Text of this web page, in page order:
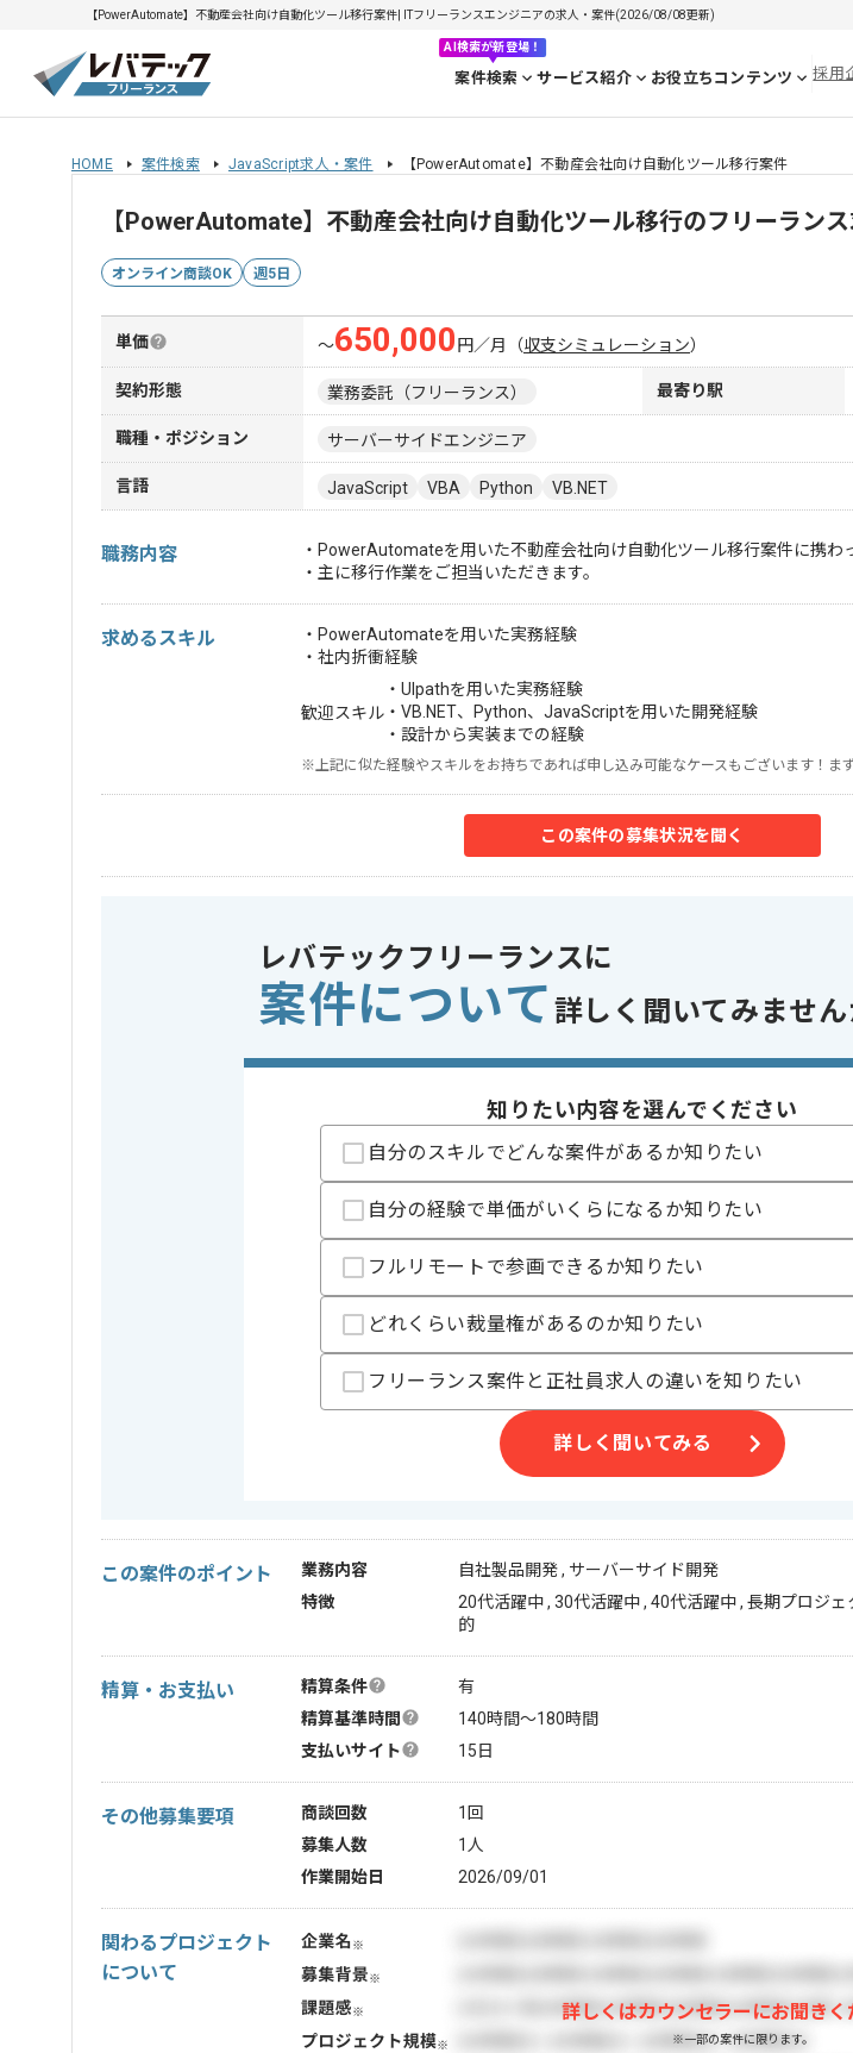
【PowerAutomate】不動産会社向け自動化ツール移行案件| ITフリーランスエンジニアの求人・案件(2026/08/08更新)
AI検索が新登場！
案件検索 サービス紹介 お役立ちコンテンツ 採用
HOME 案件検索 JavaScript求人・案件 【PowerAutomate】不動産会社向け自動化ツール移行案件
【PowerAutomate】不動産会社向け自動化ツール移行のフリーラン
オンライン商談OK 週5日
単価 〜650,000 円／月 （収支シミュレーション）
契約形態 業務委託（フリーランス） 最寄り駅
職種・ポジション サーバーサイドエンジニア
言語 JavaScript VBA Python VB.NET
職務内容
・PowerAutomateを用いた不動産会社向け自動化ツール移行案件に携わ
・主に移行作業をご担当いただきます。
求めるスキル
・PowerAutomateを用いた実務経験
・社内折衝経験
歓迎スキル
・UIpathを用いた実務経験
・VB.NET、Python、JavaScriptを用いた開発経験
・設計から実装までの経験
※上記に似た経験やスキルをお持ちであれば申し込み可能なケースもございます！ま
この案件の募集状況を聞く
レバテックフリーランスに
案件について 詳しく聞いてみません
知りたい内容を選んでください
自分のスキルでどんな案件があるか知りたい
自分の経験で単価がいくらになるか知りたい
フルリモートで参画できるか知りたい
どれくらい裁量権があるのか知りたい
フリーランス案件と正社員求人の違いを知りたい
詳しく聞いてみる
この案件のポイント 業務内容
自社製品開発 , サーバーサイド開発
特徴
20代活躍中 , 30代活躍中 , 40代活躍中 , 長期プロジ
的
精算・お支払い 精算条件
有
精算基準時間
140時間〜180時間
支払いサイト
15日
その他募集要項 商談回数
1回
募集人数
1人
作業開始日
2026/09/01
関わるプロジェクト
について
詳しくはカウンセラーにお聞きく
※一部の案件に限ります。